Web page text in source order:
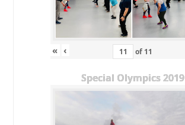
« ‹ of 11
Special Olympics 2019